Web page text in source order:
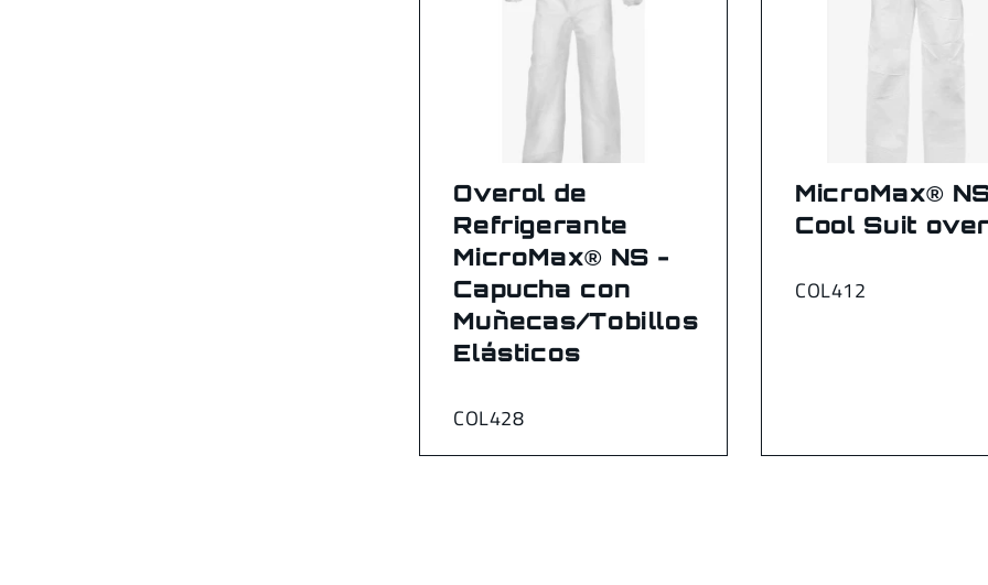
COL428
Overol de
Refrigerante
MicroMax® NS -
Capucha con
Muñecas/Tobillos
Elásticos
COL412
MicroMax®
Cool Suit